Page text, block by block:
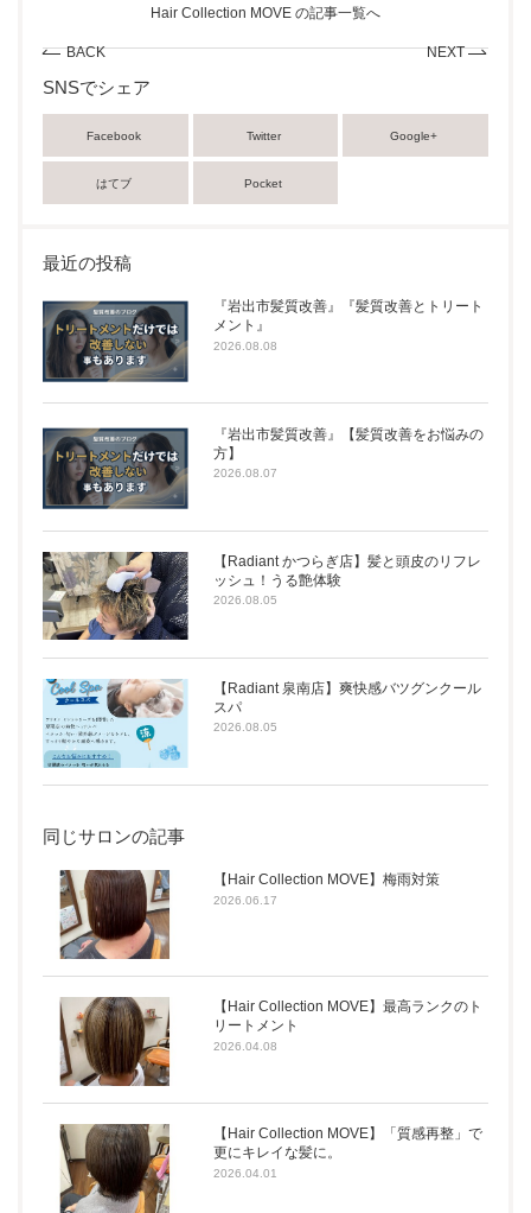
BACK
Hair Collection MOVE の記事一覧へ
NEXT
SNSでシェア
Facebook Twitter Google+
はてブ Pocket
最近の投稿
『岩出市髪質改善』『髪質改善とトリート
メント』
2026.08.08
『岩出市髪質改善』【髪質改善をお悩みの
方】
2026.08.07
【Radiant かつらぎ店】髪と頭皮のリフレ
ッシュ！うる艶体験
2026.08.05
【Radiant 泉南店】爽快感バツグンクール
スパ
2026.08.05
同じサロンの記事
【Hair Collection MOVE】梅雨対策
2026.06.17
【Hair Collection MOVE】最高ランクのト
リートメント
2026.04.08
【Hair Collection MOVE】「質感再整」で
更にキレイな髪に。
2026.04.01